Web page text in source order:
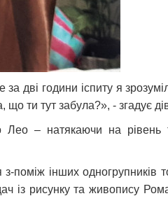
дві години іспиту я
ти тут забула?», - згадує
Лео – натякаючи на рівень
поміж інших одногрупників
із рисунку та живопису